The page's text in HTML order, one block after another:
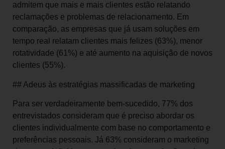
admitem que mais e mais clientes estão relatando
reclamações e problemas de relacionamento. Em
comparação, as empresas que já usam soluções em
tempo real relatam clientes mais felizes (63%), menor
rotatividade (61%) e até aumento na aquisição de novos
clientes (55%).
## Adeus às estratégias massificadas de marketing
Para ser verdadeiramente bem-sucedido, 77% dos
entrevistados consideram que é preciso abordar os
clientes individualmente com base no comportamento e
preferências pessoais. Já 63% consideram o marketing